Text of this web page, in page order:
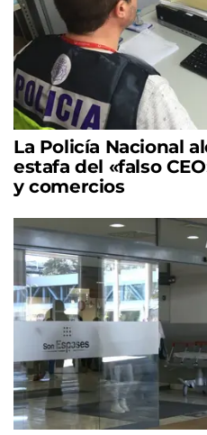
La Policía Nacional
estafa del «falso
y comercios